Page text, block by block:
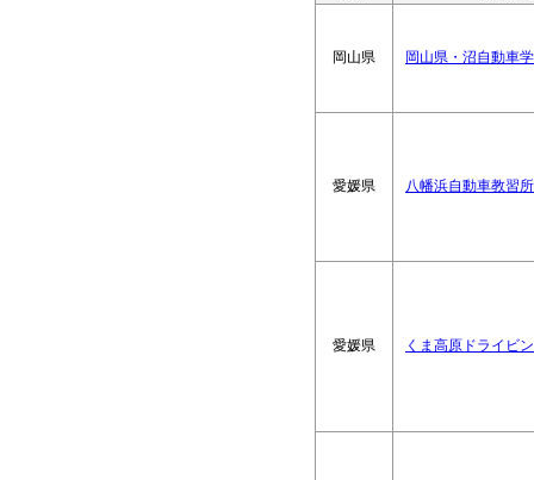
岡山県 岡山県・沼自動車
愛媛県 八幡浜自動車教習所
愛媛県 くま高原ドライビ